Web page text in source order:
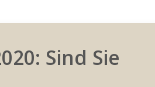
Sind Sie